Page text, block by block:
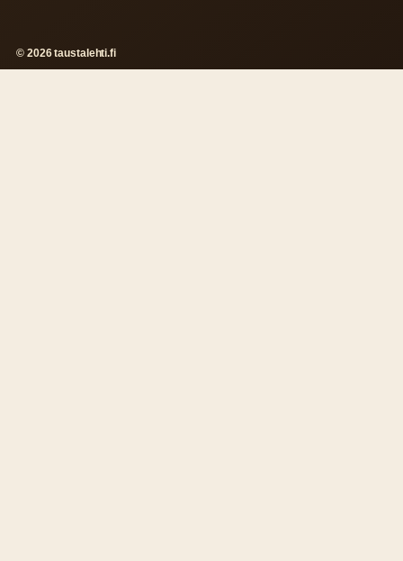
© 2026 taustalehti.fi